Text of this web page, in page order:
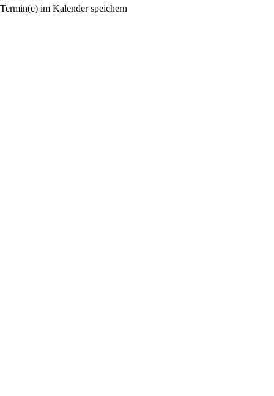
Termin(e) im Kalender speichern